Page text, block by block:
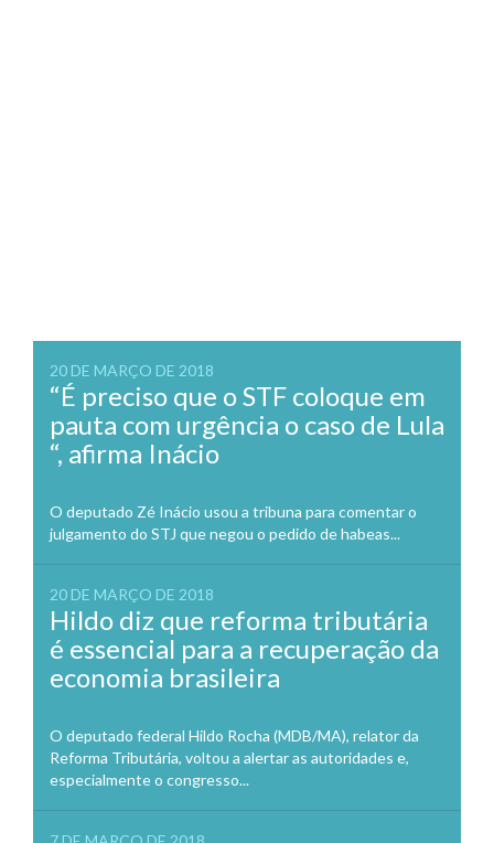
20 DE MARÇO DE 2018
“É preciso que o STF coloque em
pauta com urgência o caso de Lula
“, afirma Inácio
O deputado Zé Inácio usou a tribuna para comentar o
julgamento do STJ que negou o pedido de habeas...
20 DE MARÇO DE 2018
Hildo diz que reforma tributária
é essencial para a recuperação da
economia brasileira
O deputado federal Hildo Rocha (MDB/MA), relator da
Reforma Tributária, voltou a alertar as autoridades e,
especialmente o congresso...